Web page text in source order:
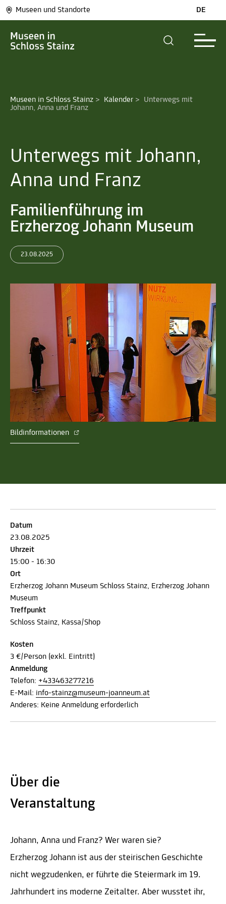
Museen und Standorte DE
Museen in Schloss Stainz > Kalender > Unterwegs mit
Johann, Anna und Franz
Unterwegs mit Johann,
Anna und Franz
Familienführung im
Erzherzog Johann Museum
23.08.2025
Bildinformationen
Datum
23.08.2025
Uhrzeit
15:00 - 16:30
Ort
Erzherzog Johann Museum Schloss Stainz, Erzherzog Johann
Museum
Treffpunkt
Schloss Stainz, Kassa/Shop
Kosten
3 €/Person (exkl. Eintritt)
Anmeldung
Telefon: +433463277216
E-Mail: info-stainz@museum-joanneum.at
Anderes: Keine Anmeldung erforderlich
Über die
Veranstaltung
Johann, Anna und Franz? Wer waren sie?
Erzherzog Johann ist aus der steirischen Geschichte
nicht wegzudenken, er führte die Steiermark im 19.
Jahrhundert ins moderne Zeitalter. Aber wusstet ihr,